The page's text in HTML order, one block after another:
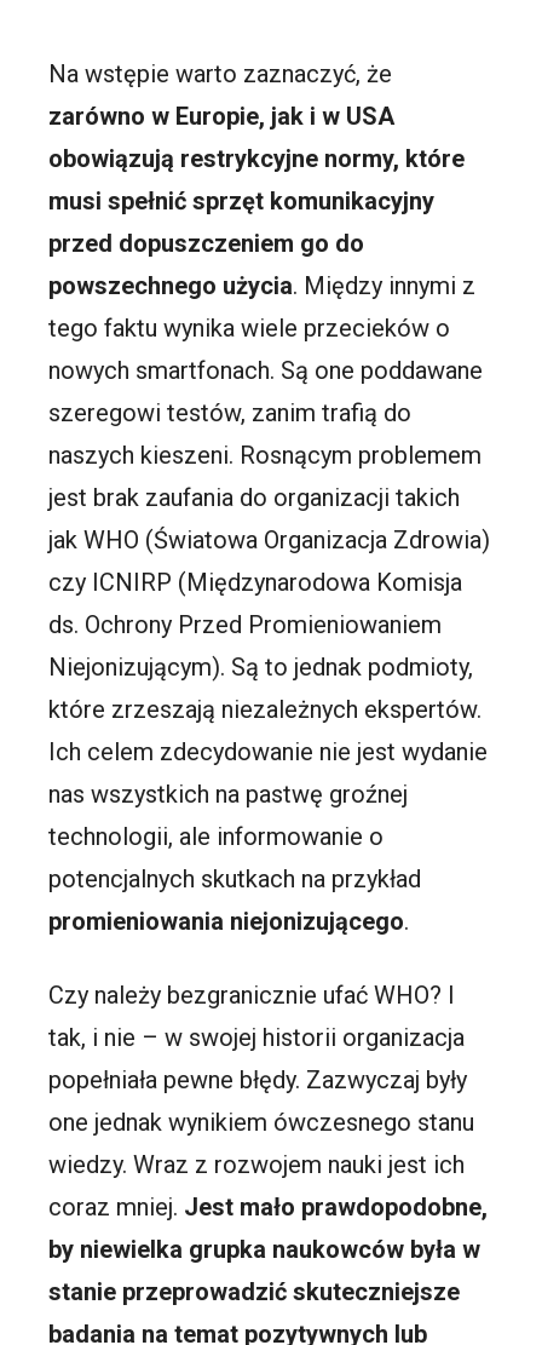
Na wstępie warto zaznaczyć, że
zarówno w Europie, jak i w USA
obowiązują restrykcyjne normy, które
musi spełnić sprzęt komunikacyjny
przed dopuszczeniem go do
powszechnego użycia. Między innymi z
tego faktu wynika wiele przecieków o
nowych smartfonach. Są one poddawane
szeregowi testów, zanim trafią do
naszych kieszeni. Rosnącym problemem
jest brak zaufania do organizacji takich
jak WHO (Światowa Organizacja Zdrowia)
czy ICNIRP (Międzynarodowa Komisja
ds. Ochrony Przed Promieniowaniem
Niejonizującym). Są to jednak podmioty,
które zrzeszają niezależnych ekspertów.
Ich celem zdecydowanie nie jest wydanie
nas wszystkich na pastwę groźnej
technologii, ale informowanie o
potencjalnych skutkach na przykład
promieniowania niejonizującego.
Czy należy bezgranicznie ufać WHO? I
tak, i nie – w swojej historii organizacja
popełniała pewne błędy. Zazwyczaj były
one jednak wynikiem ówczesnego stanu
wiedzy. Wraz z rozwojem nauki jest ich
coraz mniej. Jest mało prawdopodobne,
by niewielka grupka naukowców była w
stanie przeprowadzić skuteczniejsze
badania na temat pozytywnych lub